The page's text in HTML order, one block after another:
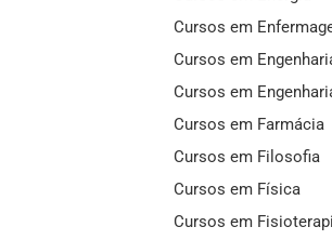
Cursos em
Cursos em
Cursos em
Cursos em Farmácia
Cursos em Filosofia
Cursos em Física
Cursos em